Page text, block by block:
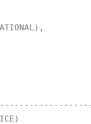
II BALICE)